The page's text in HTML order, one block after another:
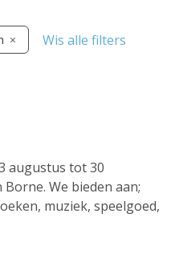
Wis alle filters
augustus tot 30
We bieden aan;
muziek, speelgoed,